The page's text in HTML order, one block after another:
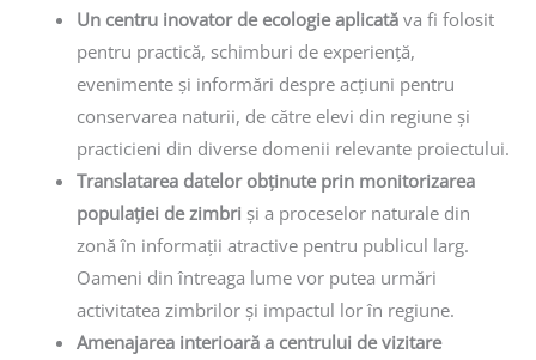
Un centru inovator de ecologie aplicatăva fi folosit
pentru practică, schimburi de experiență,
evenimente și informări despre acțiuni pentru
conservarea naturii, de către elevi din regiune și
practicieni din diverse domenii relevante proiectului.
Translatarea datelor obținute prin monitorizarea
populației de zimbri și a proceselor naturale din
zonă în informații atractive pentru publicul larg.
Oameni din întreaga lume vor putea urmări
activitatea zimbrilor și impactul lor în regiune.
Amenajarea interioară a centrului de vizitare